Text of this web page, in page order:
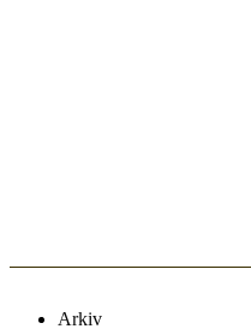
Arkiv